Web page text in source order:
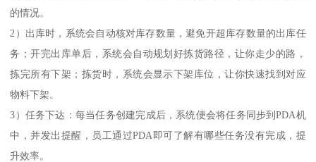
的情况。
2）出库时，系统会自动核对库存数量，避免开超库存数量的出库任
务；开完出库单后，系统会自动规划好拣货路径，让你走少的路，
拣完所有下架；拣货时，系统会显示下架库位，让你快速找到对应
物料下架。
3）任务下达：每当任务创建完成后，系统便会将任务同步到PDA机
中，并发出提醒，员工通过PDA即可了解有哪些任务没有完成，提
升效率。